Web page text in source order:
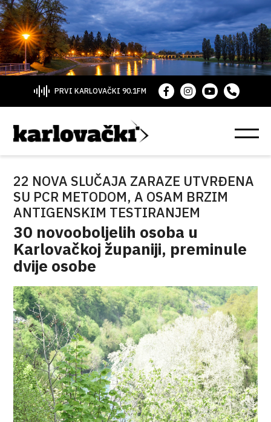
PRVI KARLOVAČKI 90.1FM
22 NOVA SLUČAJA ZARAZE UTVRĐENA
SU PCR METODOM, A OSAM BRZIM
ANTIGENSKIM TESTIRANJEM
30 novooboljelih osoba u
Karlovačkoj županiji, preminule
dvije osobe